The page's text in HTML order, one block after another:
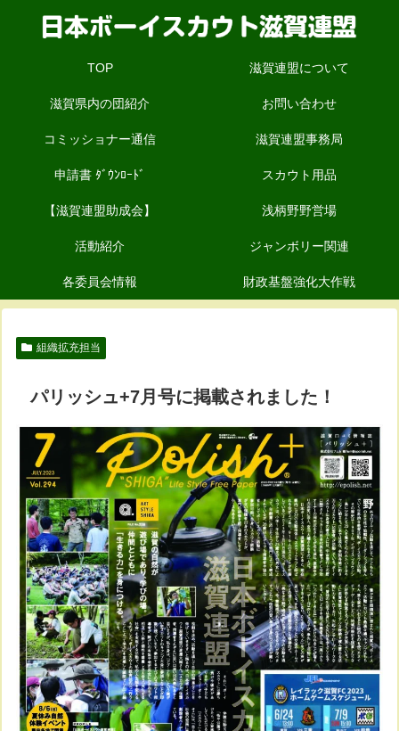
TOP 滋賀連盟について
滋賀県内の団紹介 お問い合わせ
コミッショナー通信 滋賀連盟事務局
申請書 ﾀﾞｳﾝﾛｰﾄﾞ スカウト用品
【滋賀連盟助成会】 浅柄野野営場
活動紹介 ジャンボリー関連
各委員会情報 財政基盤強化大作戦
組織拡充担当
パリッシュ+7月号に掲載されました！